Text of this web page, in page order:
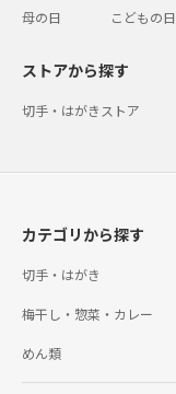
母の日 こどもの日
ストアから探す
切手・はがきストア
カテゴリから探す
切手・はがき
梅干し・惣菜・カレー
めん類